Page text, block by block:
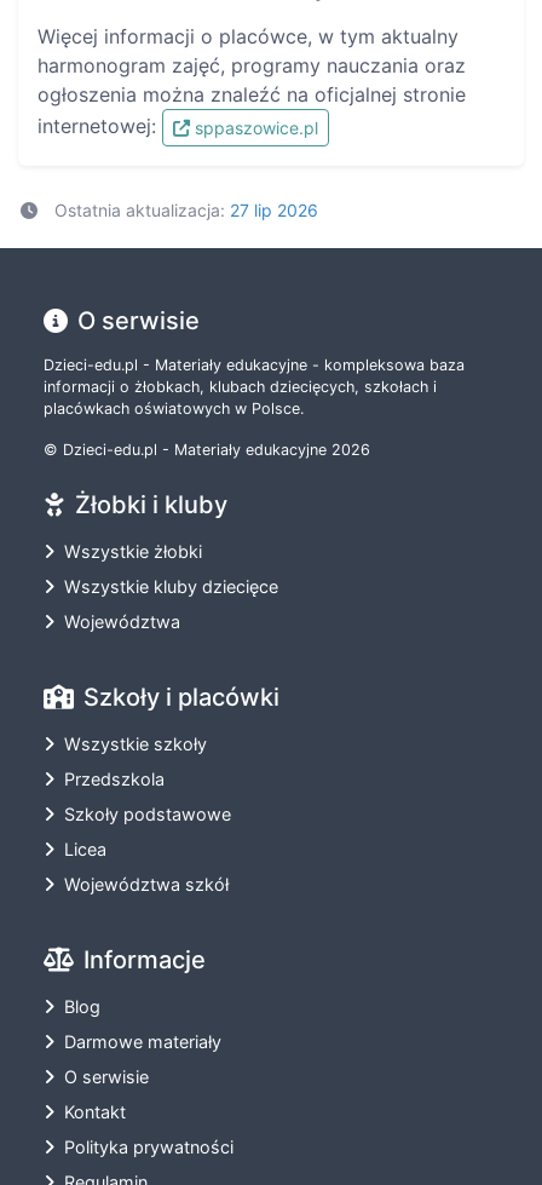
Więcej informacji o placówce, w tym aktualny
harmonogram zajęć, programy nauczania oraz
ogłoszenia można znaleźć na oficjalnej stronie
internetowej:
sppaszowice.pl
Ostatnia aktualizacja: 27 lip 2026
O serwisie
Dzieci-edu.pl - Materiały edukacyjne - kompleksowa baza
informacji o żłobkach, klubach dziecięcych, szkołach i
placówkach oświatowych w Polsce.
© Dzieci-edu.pl - Materiały edukacyjne 2026
Żłobki i kluby
Wszystkie żłobki
Wszystkie kluby dziecięce
Województwa
Szkoły i placówki
Wszystkie szkoły
Przedszkola
Szkoły podstawowe
Licea
Województwa szkół
Informacje
Blog
Darmowe materiały
O serwisie
Kontakt
Polityka prywatności